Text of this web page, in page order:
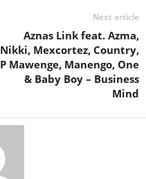
Next article
Aznas Link feat. Azma,
Nikki, Mexcortez, Country,
P Mawenge, Manengo, One
& Baby Boy – Business
Mind